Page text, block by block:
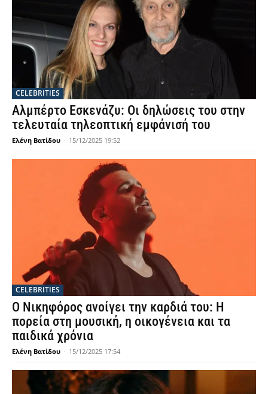
CELEBRITIES
Αλμπέρτο Εσκενάζυ: Οι δηλώσεις του στην
τελευταία τηλεοπτική εμφάνισή του
Ελένη Βατίδου - 15/12/2025 19:52
CELEBRITIES
Ο Νικηφόρος ανοίγει την καρδιά του: Η
πορεία στη μουσική, η οικογένεια και τα
παιδικά χρόνια
Ελένη Βατίδου - 15/12/2025 17:54